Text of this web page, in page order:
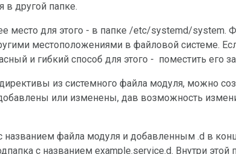
в другой папке.
местоположениями в файловой системе.
и гибкий способ для этого - поместить его
или изменены, дав возможность
с названием example.service.d. Внутри этой